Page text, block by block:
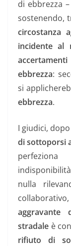
di ebbrezza
sostenendo,
circostanza
incidente
ebbrezza:
si
ebbrezza.
I giudici,
di sottoporsi
nulla
aggravante
stradale è
rifiuto di